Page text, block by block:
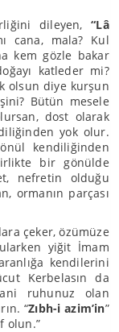
dileyen,“Lâ
cana, mala? Kul
kem gözle bakar
katleder mi?
olsun diye kurşun
Bütün mesele
dost olarak
yok olur.
kendiliğinden
bir gönülde
nefretin olduğu
ormanın parçası
çeker, özümüze
yiğit İmam
kendilerini
Kerbelasın da
ruhunuz olan
“Zıbh-i azim’in”
olun.”